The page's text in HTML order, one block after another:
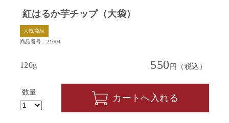
紅はるか芋チップ（大袋）
人気商品
商品番号：21004
120g 550 円（税込）
数量
カートへ入れる